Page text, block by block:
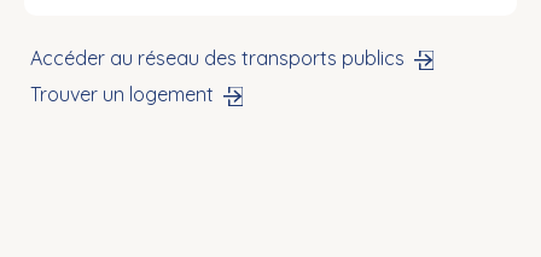
Accéder au réseau des transports publics
Trouver un logement